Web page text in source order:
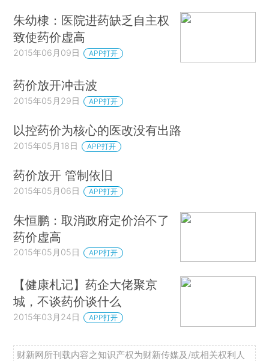
朱幼棣：医院进药缺乏自主权
致使药价虚高
2015年06月09日 APP打开
药价放开冲击波
2015年05月29日 APP打开
以控药价为核心的医改没有出路
2015年05月18日 APP打开
药价放开 管制依旧
2015年05月06日 APP打开
朱恒鹏：取消政府定价治不了
药价虚高
2015年05月05日 APP打开
【健康札记】药企大佬聚京
城，不谈药价谈什么
2015年03月24日 APP打开
财新网所刊载内容之知识产权为财新传媒及/或相关权利人